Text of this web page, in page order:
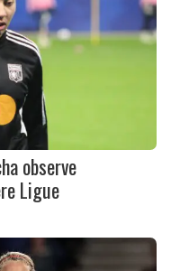
observe
Ligue